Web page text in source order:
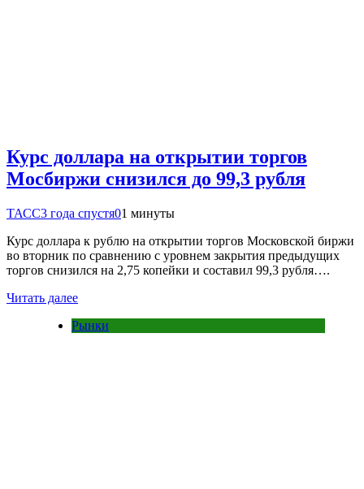
Курс доллара на открытии торгов
Мосбиржи снизился до 99,3 рубля
ТАСС3 года спустя01 минуты
Курс доллара к рублю на открытии торгов Московской биржи
во вторник по сравнению с уровнем закрытия предыдущих
торгов снизился на 2,75 копейки и составил 99,3 рубля….
Читать далее
Рынки